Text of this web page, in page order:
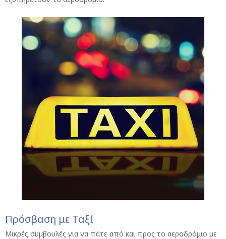
Πρόσβαση με Ταξί
Μικρές συμβουλές για να πάτε από και προς το αεροδρόμιο με